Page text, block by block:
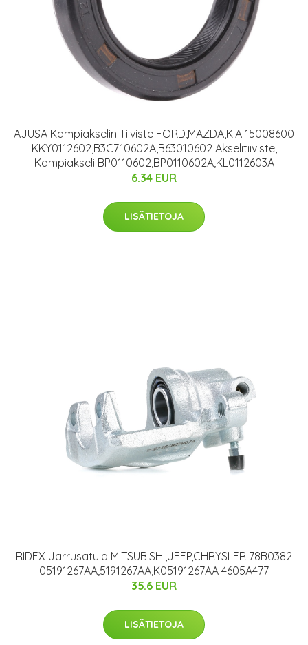
AJUSA Kampiakselin Tiiviste FORD,MAZDA,KIA 15008600
KKY0112602,B3C710602A,B63010602 Akselitiiviste,
Kampiakseli BP0110602,BP0110602A,KL0112603A
6.34 EUR
LISÄTIETOJA
RIDEX Jarrusatula MITSUBISHI,JEEP,CHRYSLER 78B0382
05191267AA,5191267AA,K05191267AA 4605A477
35.6 EUR
LISÄTIETOJA